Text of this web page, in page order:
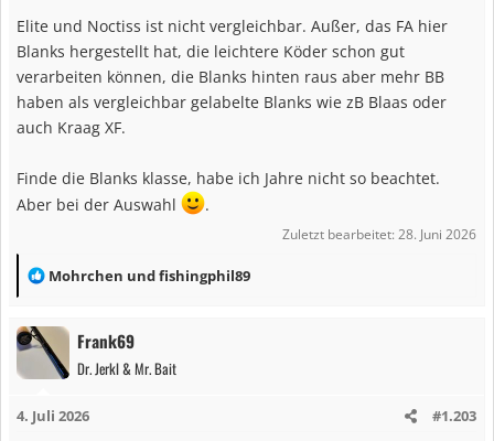
Kraag Elite SKXE 708
Tip: 1,30
Butt: 8,70
Noctiss SNT 61013
Tip: 1,25
Elite und Noctiss ist nicht vergleichbar. Außer, das FA hier
Blanks hergestellt hat, die leichtere Köder schon gut
verarbeiten können, die Blanks hinten raus aber mehr BB
haben als vergleichbar gelabelte Blanks wie zB Blaas oder
auch Kraag XF.
Finde die Blanks klasse, habe ich Jahre nicht so beachtet.
Aber bei der Auswahl
.
Zuletzt bearbeitet: 28. Juni 2026
R
a
k
o
Mohrchen undfishingphil89
Frank69
Dr. Jerkl & Mr. Bait
4. Juli 2026 #1.203